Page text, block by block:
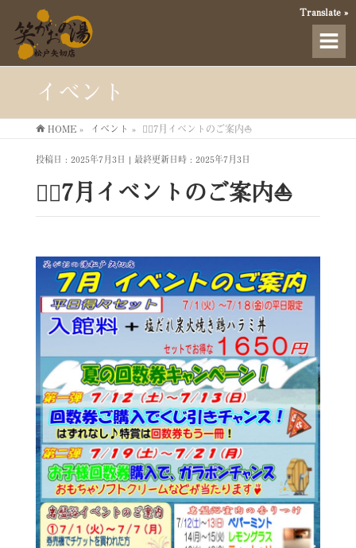
イベント
HOME » イベント » 🏊‍♀️7月イベントのご案内⛵
投稿日 : 2025年7月3日 最終更新日時 : 2025年7月3日
🏊‍♀️7月イベントのご案内⛵
Translate »